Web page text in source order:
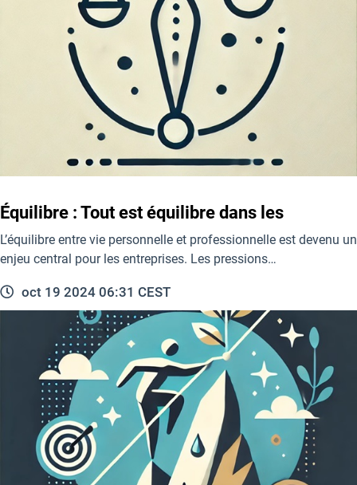
Équilibre : Tout est équilibre dans les
L’équilibre entre vie personnelle et professionnelle est devenu un
enjeu central pour les entreprises. Les pressions…
oct 19 2024 06:31 CEST